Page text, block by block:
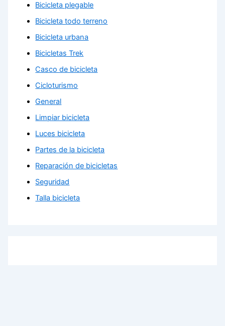
Bicicleta plegable
Bicicleta todo terreno
Bicicleta urbana
Bicicletas Trek
Casco de bicicleta
Cicloturismo
General
Limpiar bicicleta
Luces bicicleta
Partes de la bicicleta
Reparación de bicicletas
Seguridad
Talla bicicleta